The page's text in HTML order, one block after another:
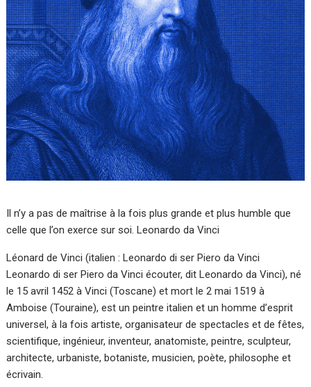
Il n’y a pas de maîtrise à la fois plus grande et plus humble que
celle que l’on exerce sur soi. Leonardo da Vinci
Léonard de Vinci (italien : Leonardo di ser Piero da Vinci
Leonardo di ser Piero da Vinci écouter, dit Leonardo da Vinci), né
le 15 avril 1452 à Vinci (Toscane) et mort le 2 mai 1519 à
Amboise (Touraine), est un peintre italien et un homme d’esprit
universel, à la fois artiste, organisateur de spectacles et de fêtes,
scientifique, ingénieur, inventeur, anatomiste, peintre, sculpteur,
architecte, urbaniste, botaniste, musicien, poète, philosophe et
écrivain.